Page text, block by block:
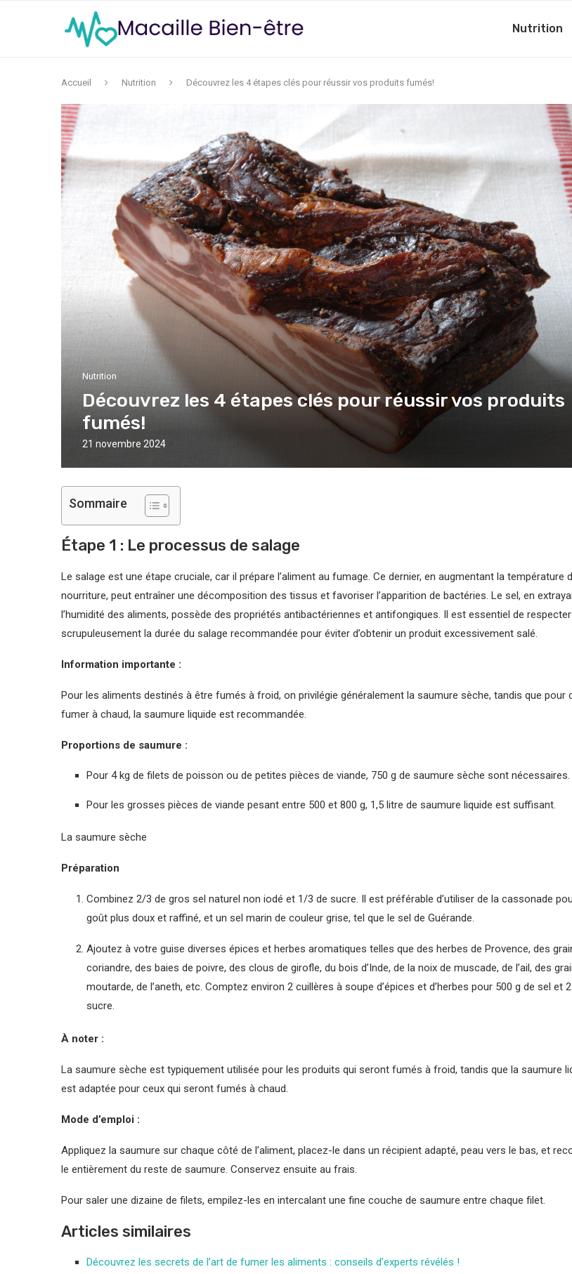
Nutrition
Accueil Nutrition Découvrez les 4 étapes clés pour réussir vos produits fumés!
Nutrition
Découvrez les 4 étapes clés pour réussir vos produits
fumés!
21 novembre 2024
Sommaire
Étape 1 : Le processus de salage
Le salage est une étape cruciale, car il prépare l’aliment au fumage. Ce dernier, en augmentant la température
nourriture, peut entraîner une décomposition des tissus et favoriser l’apparition de bactéries. Le sel, en
l’humidité des aliments, possède des propriétés antibactériennes et antifongiques. Il est essentiel de respecter
scrupuleusement la durée du salage recommandée pour éviter d’obtenir un produit excessivement salé.
Information importante :
Pour les aliments destinés à être fumés à froid, on privilégie généralement la saumure sèche, tandis que pour
fumer à chaud, la saumure liquide est recommandée.
Proportions de saumure :
Pour 4 kg de filets de poisson ou de petites pièces de viande, 750 g de saumure sèche sont nécessaires.
Pour les grosses pièces de viande pesant entre 500 et 800 g, 1,5 litre de saumure liquide est suffisant.
La saumure sèche
Préparation
Combinez 2/3 de gros sel naturel non iodé et 1/3 de sucre. Il est préférable d’utiliser de la cassonade
goût plus doux et raffiné, et un sel marin de couleur grise, tel que le sel de Guérande.
Ajoutez à votre guise diverses épices et herbes aromatiques telles que des herbes de Provence, des
coriandre, des baies de poivre, des clous de girofle, du bois d’Inde, de la noix de muscade, de l’ail, des
moutarde, de l’aneth, etc. Comptez environ 2 cuillères à soupe d’épices et d’herbes pour 500 g de sel et
sucre.
À noter :
La saumure sèche est typiquement utilisée pour les produits qui seront fumés à froid, tandis que la saumure
est adaptée pour ceux qui seront fumés à chaud.
Mode d’emploi :
Appliquez la saumure sur chaque côté de l’aliment, placez-le dans un récipient adapté, peau vers le bas, et
le entièrement du reste de saumure. Conservez ensuite au frais.
Pour saler une dizaine de filets, empilez-les en intercalant une fine couche de saumure entre chaque filet.
Articles similaires
Découvrez les secrets de l’art de fumer les aliments : conseils d’experts révélés !